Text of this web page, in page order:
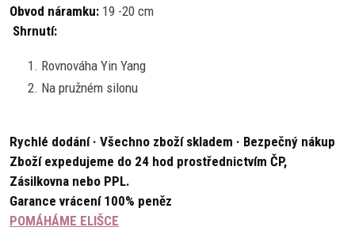
Obvod náramku: 19 -20 cm
Shrnutí:
Rovnováha Yin Yang
Na pružném silonu
Rychlé dodání · Všechno zboží skladem · Bezpečný nákup
Zboží expedujeme do 24 hod prostřednictvím ČP,
Zásilkovna nebo PPL.
Garance vrácení 100% peněz
POMÁHÁME ELIŠCE